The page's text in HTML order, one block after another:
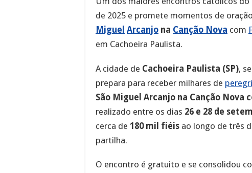
de 2025 e promete momentos de
Miguel Arcanjo na Canção Nova com
em Cachoeira Paulista.
A cidade de Cachoeira Paulista (SP),
prepara para receber milhares de
São Miguel Arcanjo na Canção Nova
realizado entre os dias 26 e 28 de
cerca de 180 mil fiéis ao longo de três
partilha.
O encontro é gratuito e se consolidou